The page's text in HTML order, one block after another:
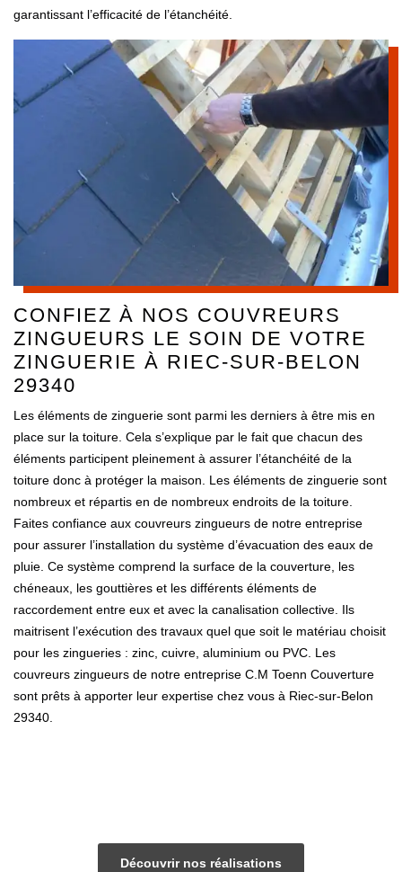
garantissant l’efficacité de l’étanchéité.
CONFIEZ À NOS COUVREURS
ZINGUEURS LE SOIN DE VOTRE
ZINGUERIE À RIEC-SUR-BELON
29340
Les éléments de zinguerie sont parmi les derniers à être mis en
place sur la toiture. Cela s’explique par le fait que chacun des
éléments participent pleinement à assurer l’étanchéité de la
toiture donc à protéger la maison. Les éléments de zinguerie sont
nombreux et répartis en de nombreux endroits de la toiture.
Faites confiance aux couvreurs zingueurs de notre entreprise
pour assurer l’installation du système d’évacuation des eaux de
pluie. Ce système comprend la surface de la couverture, les
chéneaux, les gouttières et les différents éléments de
raccordement entre eux et avec la canalisation collective. Ils
maitrisent l’exécution des travaux quel que soit le matériau choisit
pour les zingueries : zinc, cuivre, aluminium ou PVC. Les
couvreurs zingueurs de notre entreprise C.M Toenn Couverture
sont prêts à apporter leur expertise chez vous à Riec-sur-Belon
29340.
Découvrir nos réalisations